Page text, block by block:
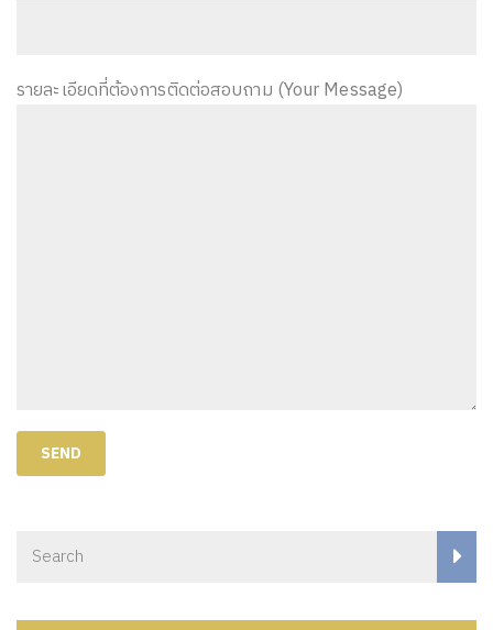
รายละเอียดที่ต้องการติดต่อสอบถาม (Your Message)